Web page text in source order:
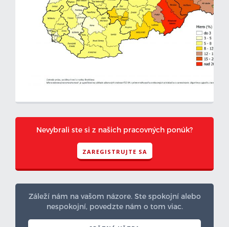
Nevybrali ste si z našich pracovných ponúk?
ZAREGISTRUJTE SA
Záleží nám na vašom názore. Ste spokojní alebo
nespokojní, povedzte nám o tom viac.